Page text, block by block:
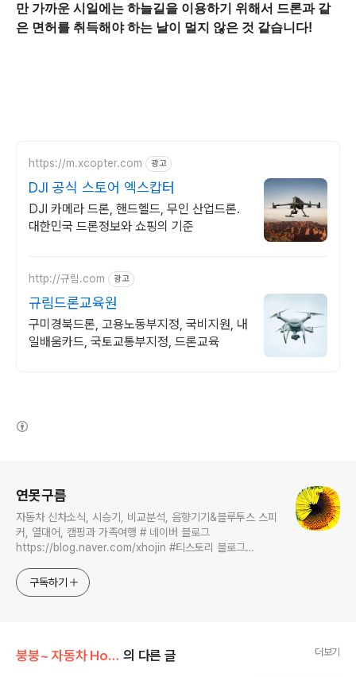
만 가까운 시일에는 하늘길을 이용하기 위해서 드론과 같
은 면허를 취득해야 하는 날이 멀지 않은 것 같습니다!
https://m.xcopter.com 광고
DJI 공식 스토어 엑스캅터
DJI 카메라 드론, 핸드헬드, 무인 산업드론.
대한민국 드론정보와 쇼핑의 기준
http://규림.com 광고
규림드론교육원
구미경북드론, 고용노동부지정, 국비지원, 내
일배움카드, 국토교통부지정, 드론교육
연못구름
자동차 신차소식, 시승기, 비교분석, 음향기기&블루투스 스피
커, 열대어, 캠핑과 가족여행 # 네이버 블로그
https://blog.naver.com/xhojin #티스토리 블로그
https://www.youtube.com/c/연못구름 콜라보 문의는
xhojin@naver.com 으로 주시면 신속하게 답변 드리겠습니
구독하기
붕붕~ 자동차 Hot 이슈 의 다른 글 더보기